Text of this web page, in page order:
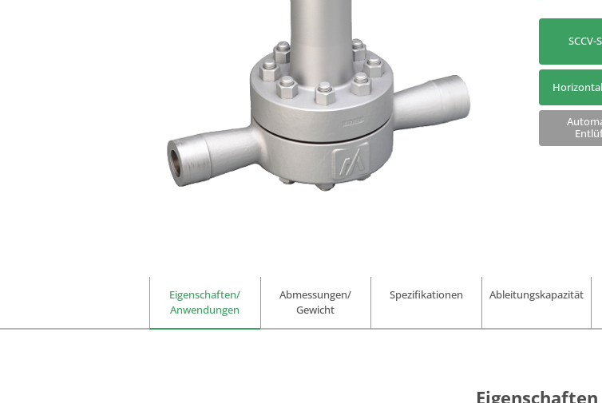
SCCV-
Eigenschaften/
Anwendungen
Abmessungen/
Gewicht
Spezifikationen Ableitungskapazität
Eigenschaften